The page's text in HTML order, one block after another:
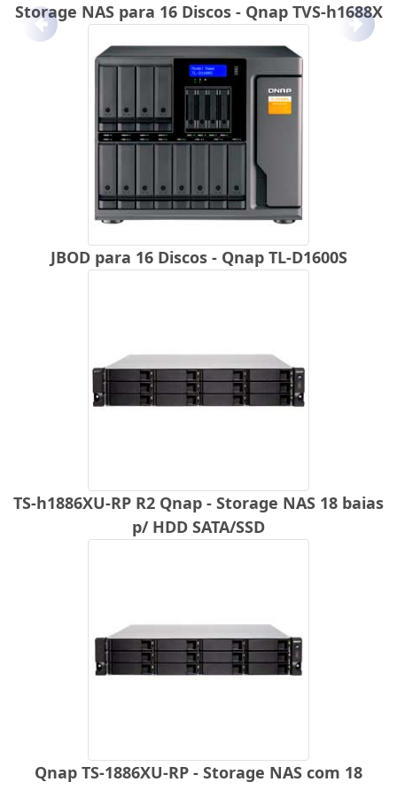
Storage NAS para 16 Discos - Qnap TVS-h1688X
JBOD para 16 Discos - Qnap TL-D1600S
TS-h1886XU-RP R2 Qnap - Storage NAS 18 baias
p/ HDD SATA/SSD
Qnap TS-1886XU-RP - Storage NAS com 18
Anterior